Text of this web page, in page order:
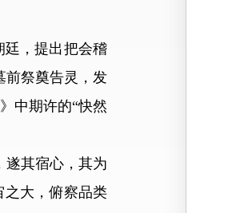
，提出把会稽
前祭奠告灵，发
中期许的“快然
其宿心，其为
之大，俯察品类